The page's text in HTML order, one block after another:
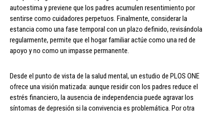
autoestima y previene que los padres acumulen resentimiento por
sentirse como cuidadores perpetuos. Finalmente, considerar la
estancia como una fase temporal con un plazo definido, revisándola
regularmente, permite que el hogar familiar actúe como una red de
apoyo y no como un impasse permanente.
Desde el punto de vista de la salud mental, un estudio de PLOS ONE
ofrece una visión matizada: aunque residir con los padres reduce el
estrés financiero, la ausencia de independencia puede agravar los
síntomas de depresión si la convivencia es problemática. Por otra